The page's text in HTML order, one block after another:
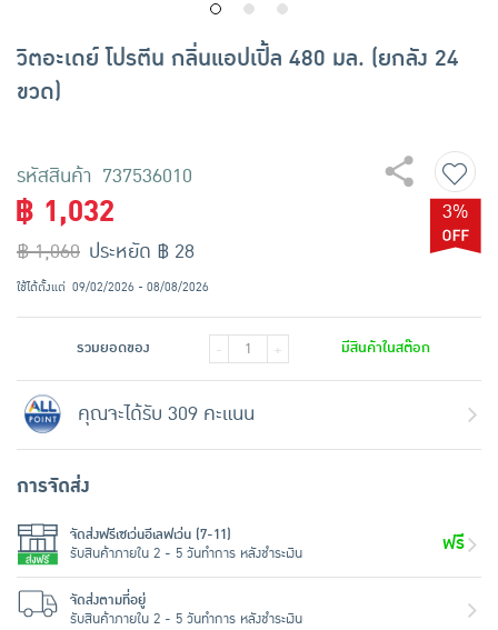
วิตอะเดย์ โปรตีน กลิ่นแอปเปิ้ล 480 มล. (ยกลัง 24
ขวด)
รหัสสินค้า 737536010
฿ 1,032
฿ 1,060
3%
ประหยัด ฿ 28
ใช้ได้ตั้งแต่ 09/02/2026 - 08/08/2026
รวมยอดของ - + มีสินค้าในสต๊อก
คุณจะได้รับ 309 คะแนน
การจัดส่ง
จัดส่งฟรีเซเว่นอีเลฟเว่น (7-11)
รับสินค้าภายใน 2 - 5 วันทำการ หลังชำระเงิน
ฟรี
จัดส่งตามที่อยู่
รับสินค้าภายใน 2 - 5 วันทำการ หลังชำระเงิน